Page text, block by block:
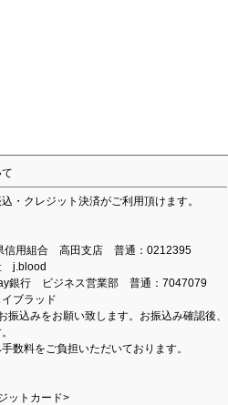
・クレジット決済がご利用頂けます。
信用組合 高田支店 普通：0212395
j.blood
銀行 ビジネス営業部 普通：7047079
ブラッド
振込みをお願い致します。お振込み確認後、
数料をご負担いただいております。
ットカード>